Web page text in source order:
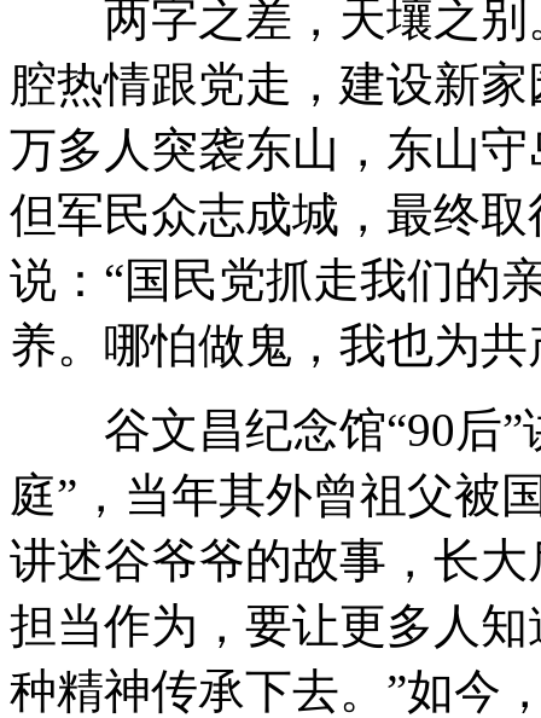
两字之差，天壤之别
腔热情跟党走，建设新
万多人突袭东山，东山
但军民众志成城，最终
说：“国民党抓走我们的
养。哪怕做鬼，我也为共
谷文昌纪念馆“90后”
庭”，当年其外曾祖父被
讲述谷爷爷的故事，长
担当作为，要让更多人
种精神传承下去。”如今